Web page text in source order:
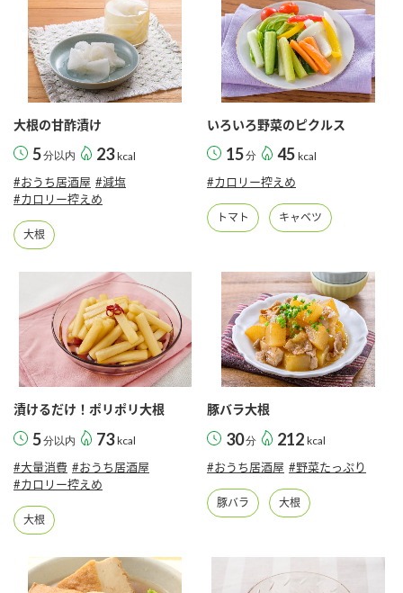
人気商品 ＋ おすすめレシピ
検索
業務用サイト ミツカングループについて 製造所固有記号一覧
大根の甘酢漬け
5分以内 23 kcal
#おうち居酒屋 #減塩
#カロリー控えめ
大根
いろいろ野菜のピクルス
15分 45 kcal
#カロリー控えめ
トマト キャベツ
漬けるだけ！ポリポリ大根
5分以内 73 kcal
#大量消費 #おうち居酒屋
#カロリー控えめ
大根
豚バラ大根
30分 212 kcal
#おうち居酒屋 #野菜たっぷり
豚バラ 大根